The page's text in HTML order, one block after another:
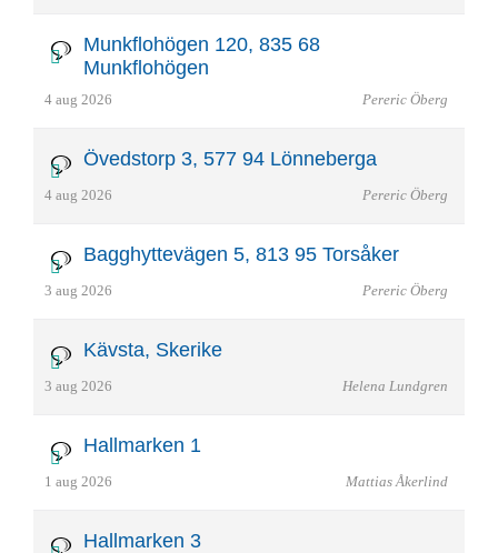
Munkflohögen 120, 835 68
Munkflohögen
4 aug 2026 Pereric Öberg
Övedstorp 3, 577 94 Lönneberga
4 aug 2026 Pereric Öberg
Bagghyttevägen 5, 813 95 Torsåker
3 aug 2026 Pereric Öberg
Kävsta, Skerike
3 aug 2026 Helena Lundgren
Hallmarken 1
1 aug 2026 Mattias Åkerlind
Hallmarken 3